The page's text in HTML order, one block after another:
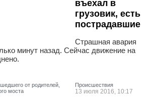
въехал в
грузовик, есть
пострадавшие
Страшная авария
минут назад. Сейчас движение на
Проиcшествия
13 июля 2016, 10:17